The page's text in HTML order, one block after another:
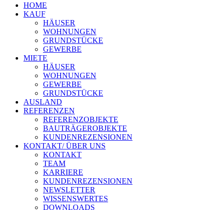
HOME
KAUF
HÄUSER
WOHNUNGEN
GRUNDSTÜCKE
GEWERBE
MIETE
HÄUSER
WOHNUNGEN
GEWERBE
GRUNDSTÜCKE
AUSLAND
REFERENZEN
REFERENZOBJEKTE
BAUTRÄGEROBJEKTE
KUNDENREZENSIONEN
KONTAKT/ ÜBER UNS
KONTAKT
TEAM
KARRIERE
KUNDENREZENSIONEN
NEWSLETTER
WISSENSWERTES
DOWNLOADS